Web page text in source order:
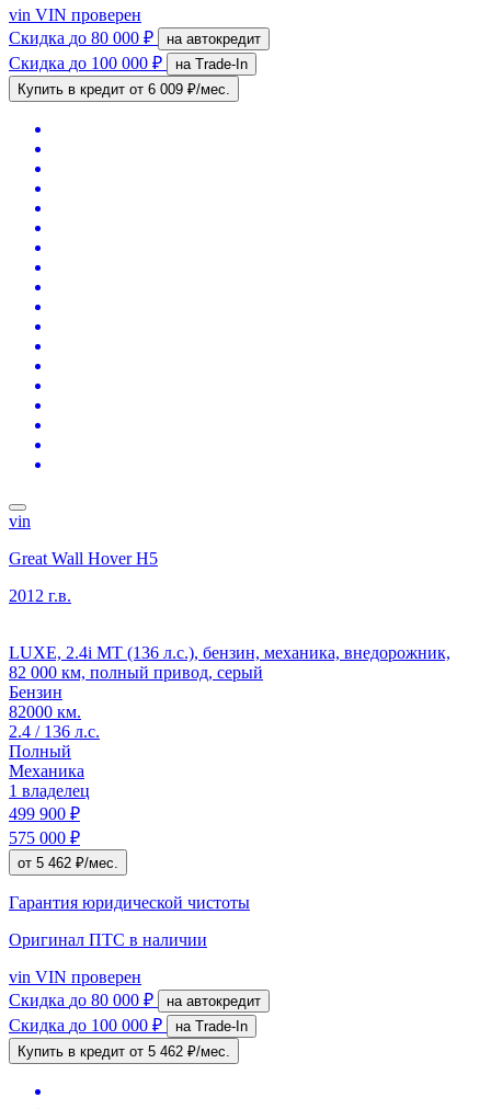
vin VIN проверен
Скидка до 80 000 ₽ на автокредит
Скидка до 100 000 ₽
на Trade-In
Купить в кредит от 6 009 ₽/мес.
vin
Great Wall Hover H5
2012 г.в.
LUXE, 2.4i MT (136 л.с.), бензин, механика, внедорожник,
82 000 км, полный привод, серый
Бензин
82000 км.
2.4 / 136 л.с.
Полный
Механика
1 владелец
499 900 ₽
575 000 ₽
от 5 462 ₽/мес.
Гарантия юридической чистоты
Оригинал ПТС в наличии
vin VIN проверен
Скидка до 80 000 ₽ на автокредит
Скидка до 100 000 ₽
на Trade-In
Купить в кредит от 5 462 ₽/мес.